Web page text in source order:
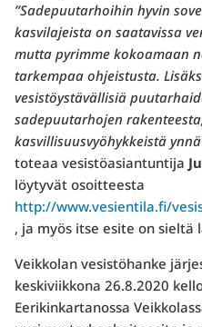
”Sadepuutarhoihin hyvin
kasvilajeista on saatavissa
mutta pyrimme kokoamaan
tarkempaa ohjeistusta.
vesistöystävällisiä
sadepuutarhojen
kasvillisuusvyöhykkeistä
toteaa vesistöasiantuntija
löytyvät osoitteesta
http://www.vesientila.fi/
, ja myös itse esite on sieltä
Veikkolan vesistöhanke
keskiviikkona 26.8.2020
Eerikinkartanossa